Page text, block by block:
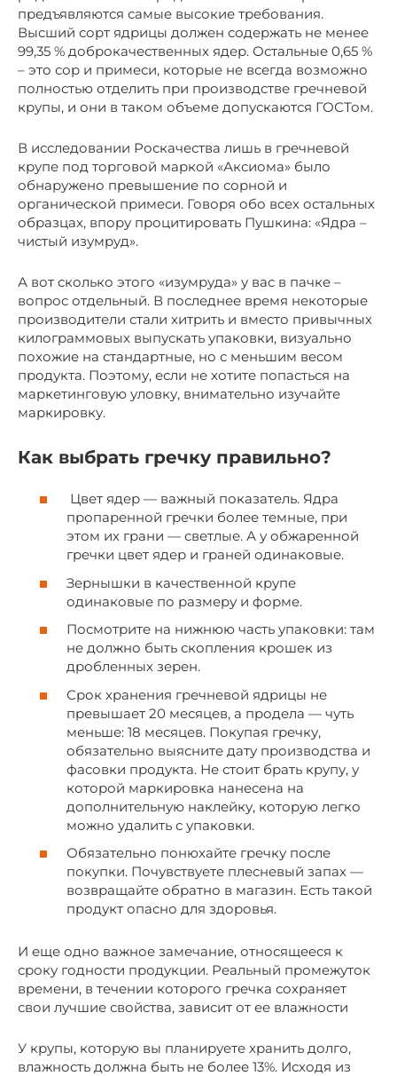
предъявляются самые высокие требования.
Высший сорт ядрицы должен содержать не менее
99,35 % доброкачественных ядер. Остальные 0,65 %
– это сор и примеси, которые не всегда возможно
полностью отделить при производстве гречневой
крупы, и они в таком объеме допускаются ГОСТом.
В исследовании Роскачества лишь в гречневой
крупе под торговой маркой «Аксиома» было
обнаружено превышение по сорной и
органической примеси. Говоря обо всех остальных
образцах, впору процитировать Пушкина: «Ядра –
чистый изумруд».
А вот сколько этого «изумруда» у вас в пачке –
вопрос отдельный. В последнее время некоторые
производители стали хитрить и вместо привычных
килограммовых выпускать упаковки, визуально
похожие на стандартные, но с меньшим весом
продукта. Поэтому, если не хотите попасться на
маркетинговую уловку, внимательно изучайте
маркировку.
Как выбрать гречку правильно?
Цвет ядер — важный показатель. Ядра
пропаренной гречки более темные, при
этом их грани — светлые. А у обжаренной
гречки цвет ядер и граней одинаковые.
Зернышки в качественной крупе
одинаковые по размеру и форме.
Посмотрите на нижнюю часть упаковки: там
не должно быть скопления крошек из
дробленных зерен.
Срок хранения гречневой ядрицы не
превышает 20 месяцев, а продела — чуть
меньше: 18 месяцев. Покупая гречку,
обязательно выясните дату производства и
фасовки продукта. Не стоит брать крупу, у
которой маркировка нанесена на
дополнительную наклейку, которую легко
можно удалить с упаковки.
Обязательно понюхайте гречку после
покупки. Почувствуете плесневый запах —
возвращайте обратно в магазин. Есть такой
продукт опасно для здоровья.
И еще одно важное замечание, относящееся к
сроку годности продукции. Реальный промежуток
времени, в течении которого гречка сохраняет
свои лучшие свойства, зависит от ее влажности
У крупы, которую вы планируете хранить долго,
влажность должна быть не более 13%. Исходя из